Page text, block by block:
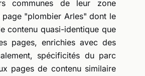
communes de leur zone
"plombier Arles" dont le
contenu quasi-identique que
pages, enrichies avec des
spécificités du parc
pages de contenu similaire